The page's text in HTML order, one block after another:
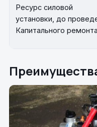
Ресурс силовой
установки, до
Капитального ремонта